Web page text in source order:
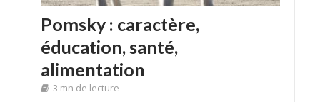
Pomsky : caractère,
éducation, santé,
alimentation
3 mn de lecture